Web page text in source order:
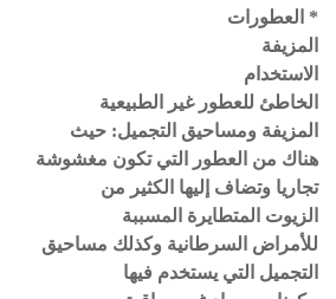
* العطورات
المزيفة
الاستخدام
الخاطئ للعطور غير الطبيعية
المزيفة ومساحيق التجميل: حيث
هناك من العطور التي تكون مغشوشة
تجاريا وتضاف إليها الكثير من
الزيوت المتطايرة المسببة
للأمراض السرطانية وكذلك مساحيق
التجميل التي يستخدم فيها